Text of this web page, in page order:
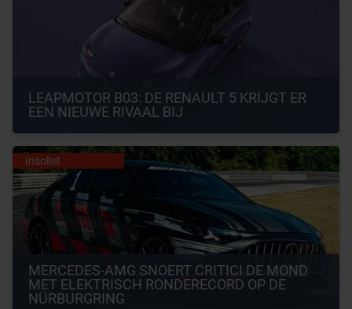
LEAPMOTOR B03: DE RENAULT 5 KRIJGT ER
EEN NIEUWE RIVAAL BIJ
Insoliet
MERCEDES-AMG SNOERT CRITICI DE MOND
MET ELEKTRISCH RONDERECORD OP DE
NÜRBURGRING